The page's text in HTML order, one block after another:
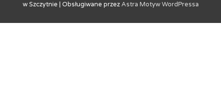
w Szczytnie | Obsługiwane przezAstra Motyw WordPressa